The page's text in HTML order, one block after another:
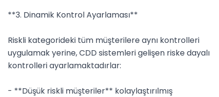
**3. Dinamik Kontrol Ayarlaması**
Riskli kategorideki tüm müşterilere aynı kontrolleri
uygulamak yerine, CDD sistemleri gelişen riske dayalı
kontrolleri ayarlamaktadırlar:
- **Düşük riskli müşteriler** kolaylaştırılmış